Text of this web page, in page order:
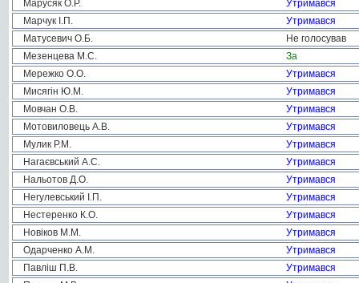
Марусяк О.Р.
Утримався
Марчук І.П.
Утримався
Матусевич О.Б.
Не голосував
Мезенцева М.С.
За
Мережко О.О.
Утримався
Мисягін Ю.М.
Утримався
Мовчан О.В.
Утримався
Мотовиловець А.В.
Утримався
Мулик Р.М.
Утримався
Нагаєвський А.С.
Утримався
Нальотов Д.О.
Утримався
Негулевський І.П.
Утримався
Нестеренко К.О.
Утримався
Новіков М.М.
Утримався
Одарченко А.М.
Утримався
Павліш П.В.
Утримався